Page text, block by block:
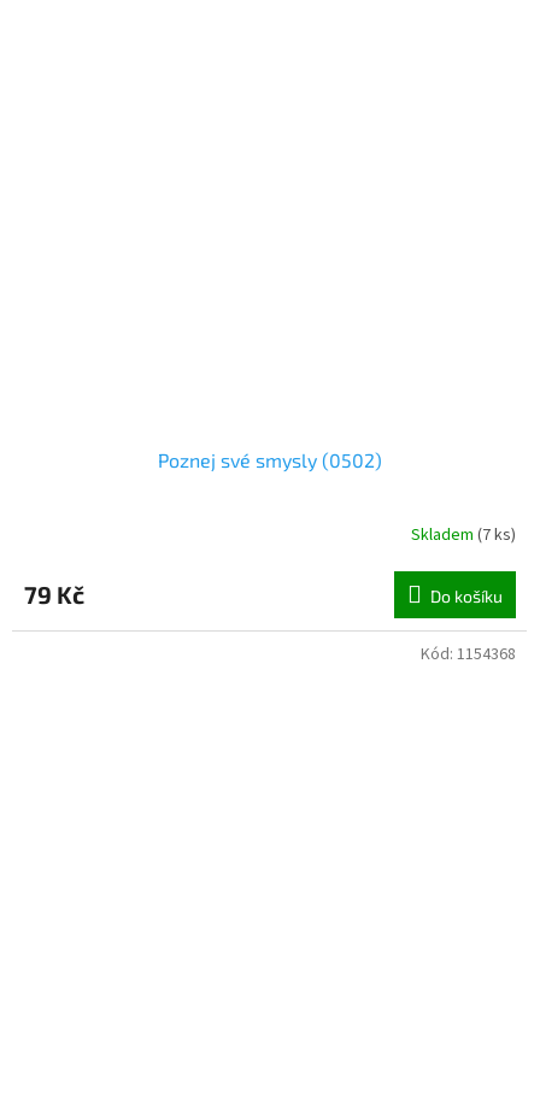
Poznej své smysly (0502)
Skladem (7 ks)
79 Kč Do košíku
Kód: 1154368